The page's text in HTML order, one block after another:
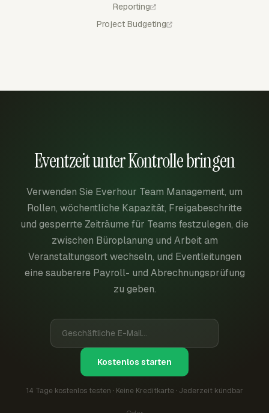
Reporting
Project Budgeting
Eventzeit unter Kontrolle bringen
Verwenden Sie Everhour Team Management, um
Rollen, wöchentliche Kapazität, Freigabeschritte
und gesperrte Zeiträume für Teams festzulegen, die
zwischen Büroplanung und Arbeit am
Veranstaltungsort wechseln, und Eventleitungen
eine sauberere Payroll- und Abrechnungsprüfung
zu geben.
Kostenlos starten
14 Tage kostenlos testen · Keine Kreditkarte · Jederzeit kündbar